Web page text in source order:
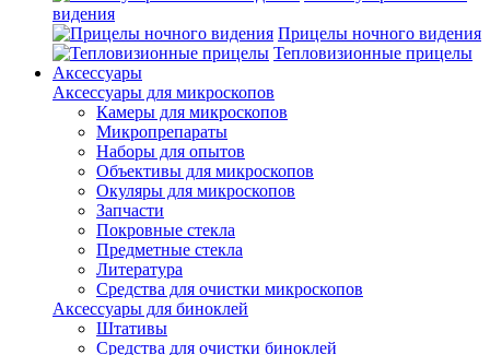
видения
Прицелы ночного видения
Тепловизионные прицелы
Аксессуары
Аксессуары для микроскопов
Камеры для микроскопов
Микропрепараты
Наборы для опытов
Объективы для микроскопов
Окуляры для микроскопов
Запчасти
Покровные стекла
Предметные стекла
Литература
Средства для очистки микроскопов
Аксессуары для биноклей
Штативы
Средства для очистки биноклей